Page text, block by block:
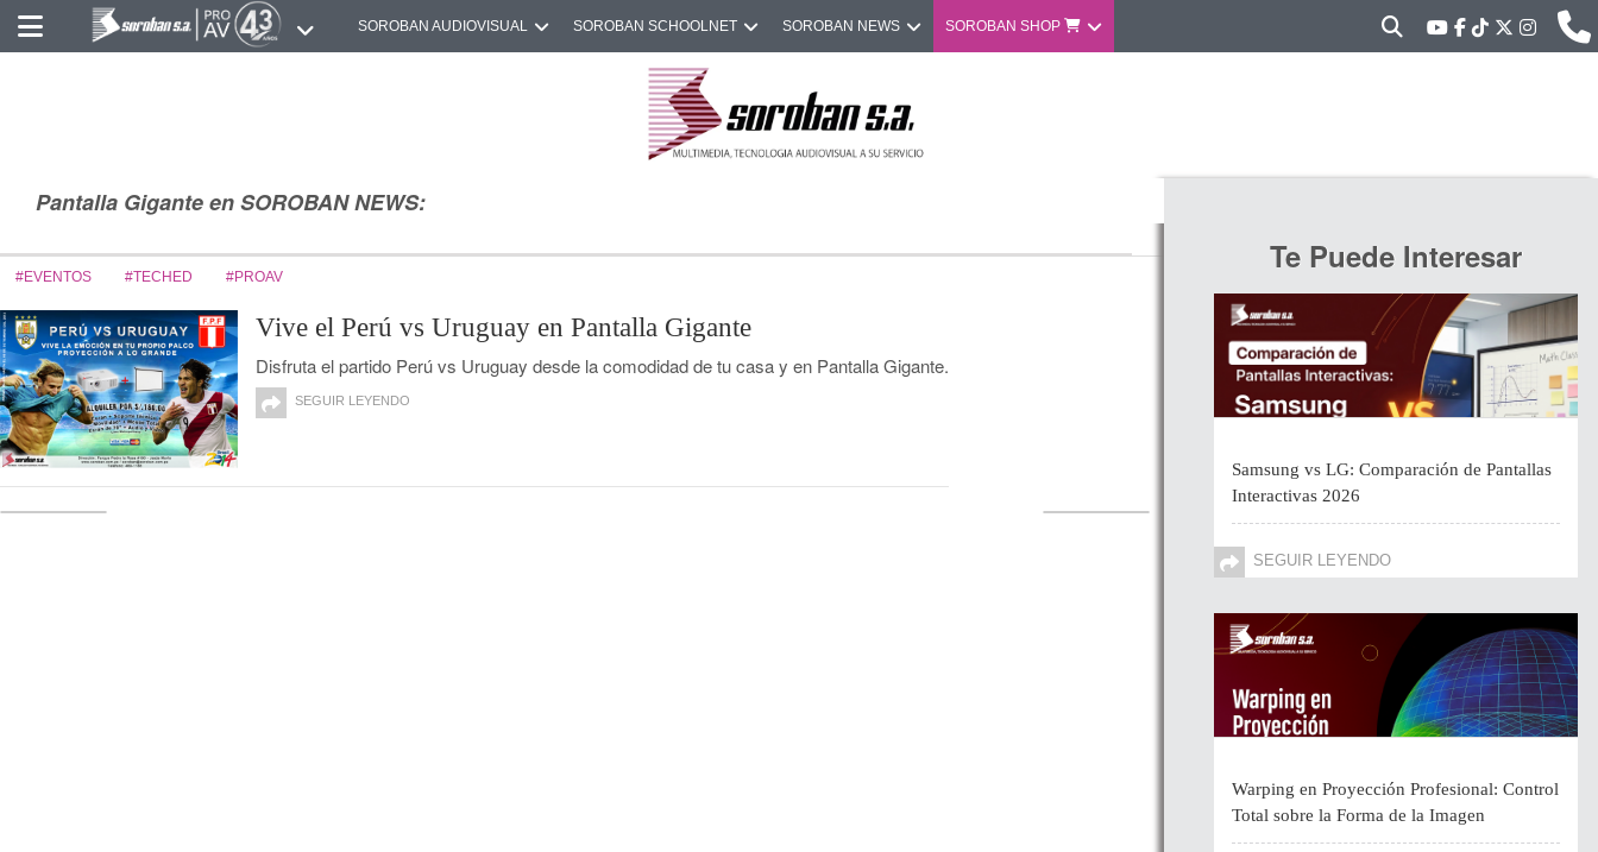
SOROBAN AUDIOVISUAL SOROBAN SCHOOLNET SOROBAN NEWS SOROBAN SHOP
Pantalla Gigante en SOROBAN NEWS:
#EVENTOS #TECHED #PROAV
Vive el Perú vs Uruguay en Pantalla Gigante
Disfruta el partido Perú vs Uruguay desde la comodidad de tu casa y en Pantalla Gigante.
SEGUIR LEYENDO
Te Puede Interesar
Samsung vs LG: Comparación de Pantallas
Interactivas 2026
SEGUIR LEYENDO
Warping en Proyección Profesional: Control
Total sobre la Forma de la Imagen